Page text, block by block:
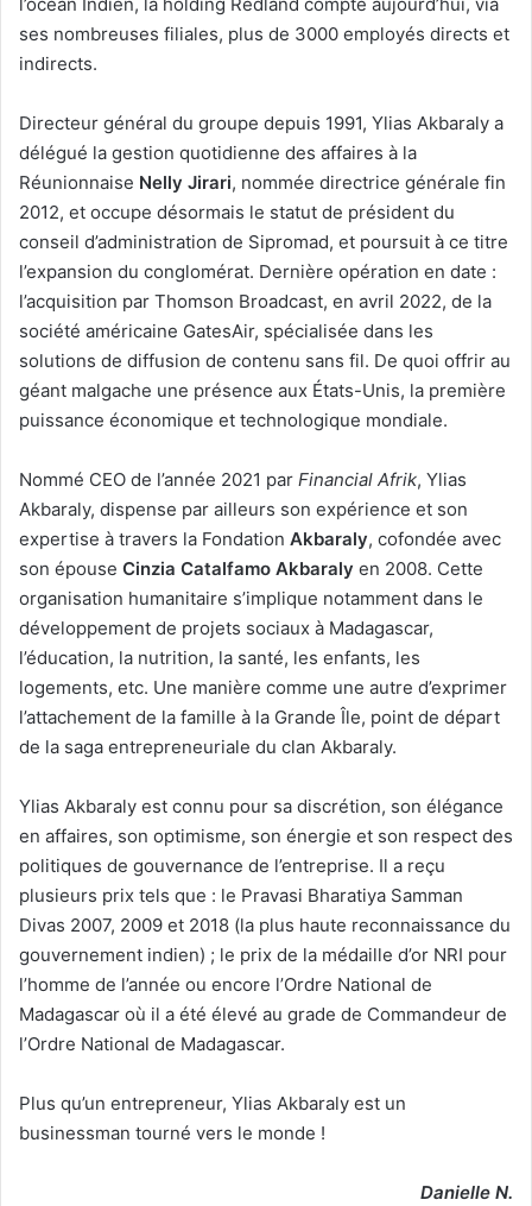
ses nombreuses filiales, plus de 3000 employés directs et
indirects.
Directeur général du groupe depuis 1991, Ylias Akbaraly a
délégué la gestion quotidienne des affaires à la
Réunionnaise Nelly Jirari, nommée directrice générale fin
2012, et occupe désormais le statut de président du
conseil d’administration de Sipromad, et poursuit à ce titre
l’expansion du conglomérat. Dernière opération en date :
l’acquisition par Thomson Broadcast, en avril 2022, de la
société américaine GatesAir, spécialisée dans les
solutions de diffusion de contenu sans fil. De quoi offrir au
géant malgache une présence aux États-Unis, la première
puissance économique et technologique mondiale.
Nommé CEO de l’année 2021 par Financial Afrik, Ylias
Akbaraly, dispense par ailleurs son expérience et son
expertise à travers la Fondation Akbaraly, cofondée avec
son épouse Cinzia Catalfamo Akbaraly en 2008. Cette
organisation humanitaire s’implique notamment dans le
développement de projets sociaux à Madagascar,
l’éducation, la nutrition, la santé, les enfants, les
logements, etc. Une manière comme une autre d’exprimer
l’attachement de la famille à la Grande Île, point de départ
de la saga entrepreneuriale du clan Akbaraly.
Ylias Akbaraly est connu pour sa discrétion, son élégance
en affaires, son optimisme, son énergie et son respect des
politiques de gouvernance de l’entreprise. Il a reçu
plusieurs prix tels que : le Pravasi Bharatiya Samman
Divas 2007, 2009 et 2018 (la plus haute reconnaissance du
gouvernement indien) ; le prix de la médaille d’or NRI pour
l’homme de l’année ou encore l’Ordre National de
Madagascar où il a été élevé au grade de Commandeur de
l’Ordre National de Madagascar.
Plus qu’un entrepreneur, Ylias Akbaraly est un
businessman tourné vers le monde !
Danielle N.